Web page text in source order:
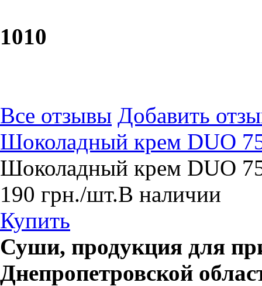
1010
Все отзывы Добавить
​Шоколадный крем DUO
​Шоколадный крем DUO
190 грн./шт.В наличии
Купить
Суши, продукция для
Днепропетровской